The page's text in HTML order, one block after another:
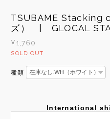
TSUBAME Stacking
ズ） | GLOCAL
¥1,760
SOLD OUT
種類
International